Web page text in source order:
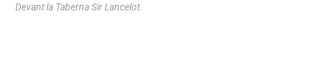
Devant la Taberna Sir Lancelot.